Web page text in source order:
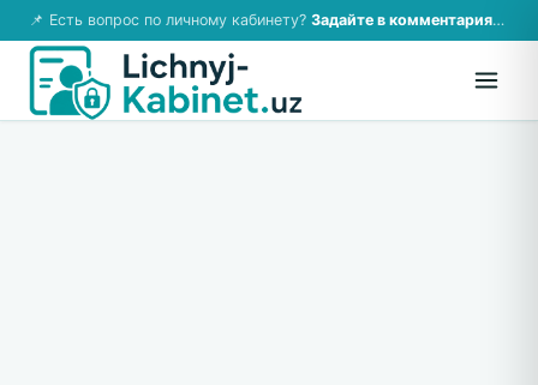
📌 Есть вопрос по личному кабинету? Задайте в комментариях — ответим!